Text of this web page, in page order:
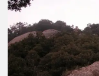
des
del
Monestir